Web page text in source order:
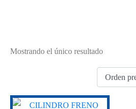
Mostrando el único resultado